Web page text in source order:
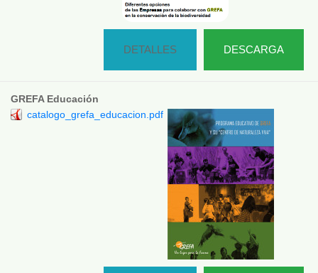
DESCARGA
DETALLES
GREFA Educación
catalogo_grefa_educacion.pdf